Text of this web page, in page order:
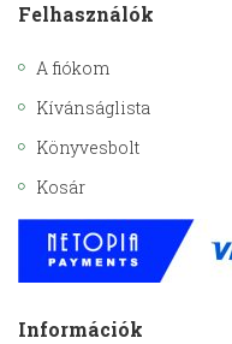
Felhasználók
A fiókom
Kívánságlista
Könyvesbolt
Kosár
Információk